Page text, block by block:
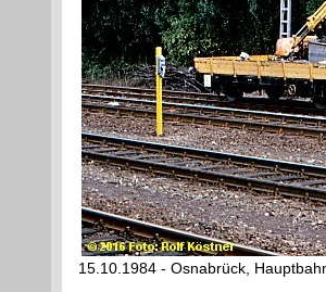
15.10.1984 - Osnabrück,